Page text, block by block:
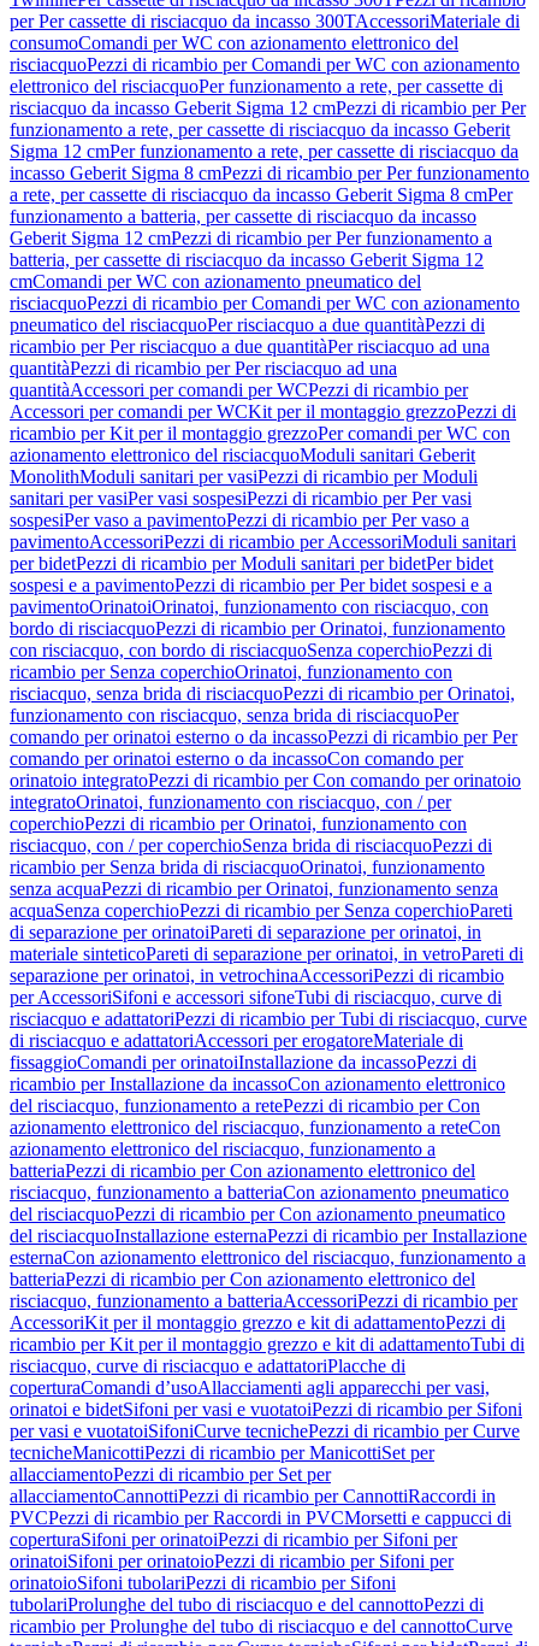
per Per cassette di risciacquo da incasso 300TAccessoriMateriale di
consumoComandi per WC con azionamento elettronico del
risciacquoPezzi di ricambio per Comandi per WC con azionamento
elettronico del risciacquoPer funzionamento a rete, per cassette di
risciacquo da incasso Geberit Sigma 12 cmPezzi di ricambio per Per
funzionamento a rete, per cassette di risciacquo da incasso Geberit
Sigma 12 cmPer funzionamento a rete, per cassette di risciacquo da
incasso Geberit Sigma 8 cmPezzi di ricambio per Per funzionamento
a rete, per cassette di risciacquo da incasso Geberit Sigma 8 cmPer
funzionamento a batteria, per cassette di risciacquo da incasso
Geberit Sigma 12 cmPezzi di ricambio per Per funzionamento a
batteria, per cassette di risciacquo da incasso Geberit Sigma 12
cmComandi per WC con azionamento pneumatico del
risciacquoPezzi di ricambio per Comandi per WC con azionamento
pneumatico del risciacquoPer risciacquo a due quantitàPezzi di
ricambio per Per risciacquo a due quantitàPer risciacquo ad una
quantitàPezzi di ricambio per Per risciacquo ad una
quantitàAccessori per comandi per WCPezzi di ricambio per
Accessori per comandi per WCKit per il montaggio grezzoPezzi di
ricambio per Kit per il montaggio grezzoPer comandi per WC con
azionamento elettronico del risciacquoModuli sanitari Geberit
MonolithModuli sanitari per vasiPezzi di ricambio per Moduli
sanitari per vasiPer vasi sospesiPezzi di ricambio per Per vasi
sospesiPer vaso a pavimentoPezzi di ricambio per Per vaso a
pavimentoAccessoriPezzi di ricambio per AccessoriModuli sanitari
per bidetPezzi di ricambio per Moduli sanitari per bidetPer bidet
sospesi e a pavimentoPezzi di ricambio per Per bidet sospesi e a
pavimentoOrinatoiOrinatoi, funzionamento con risciacquo, con
bordo di risciacquoPezzi di ricambio per Orinatoi, funzionamento
con risciacquo, con bordo di risciacquoSenza coperchioPezzi di
ricambio per Senza coperchioOrinatoi, funzionamento con
risciacquo, senza brida di risciacquoPezzi di ricambio per Orinatoi,
funzionamento con risciacquo, senza brida di risciacquoPer
comando per orinatoi esterno o da incassoPezzi di ricambio per Per
comando per orinatoi esterno o da incassoCon comando per
orinatoio integratoPezzi di ricambio per Con comando per orinatoio
integratoOrinatoi, funzionamento con risciacquo, con / per
coperchioPezzi di ricambio per Orinatoi, funzionamento con
risciacquo, con / per coperchioSenza brida di risciacquoPezzi di
ricambio per Senza brida di risciacquoOrinatoi, funzionamento
senza acquaPezzi di ricambio per Orinatoi, funzionamento senza
acquaSenza coperchioPezzi di ricambio per Senza coperchioPareti
di separazione per orinatoiPareti di separazione per orinatoi, in
materiale sinteticoPareti di separazione per orinatoi, in vetroPareti di
separazione per orinatoi, in vetrochinaAccessoriPezzi di ricambio
per AccessoriSifoni e accessori sifoneTubi di risciacquo, curve di
risciacquo e adattatoriPezzi di ricambio per Tubi di risciacquo, curve
di risciacquo e adattatoriAccessori per erogatoreMateriale di
fissaggioComandi per orinatoiInstallazione da incassoPezzi di
ricambio per Installazione da incassoCon azionamento elettronico
del risciacquo, funzionamento a retePezzi di ricambio per Con
azionamento elettronico del risciacquo, funzionamento a reteCon
azionamento elettronico del risciacquo, funzionamento a
batteriaPezzi di ricambio per Con azionamento elettronico del
risciacquo, funzionamento a batteriaCon azionamento pneumatico
del risciacquoPezzi di ricambio per Con azionamento pneumatico
del risciacquoInstallazione esternaPezzi di ricambio per Installazione
esternaCon azionamento elettronico del risciacquo, funzionamento a
batteriaPezzi di ricambio per Con azionamento elettronico del
risciacquo, funzionamento a batteriaAccessoriPezzi di ricambio per
AccessoriKit per il montaggio grezzo e kit di adattamentoPezzi di
ricambio per Kit per il montaggio grezzo e kit di adattamentoTubi di
risciacquo, curve di risciacquo e adattatoriPlacche di
coperturaComandi d’usoAllacciamenti agli apparecchi per vasi,
orinatoi e bidetSifoni per vasi e vuotatoiPezzi di ricambio per Sifoni
per vasi e vuotatoiSifoniCurve tecnichePezzi di ricambio per Curve
tecnicheManicottiPezzi di ricambio per ManicottiSet per
allacciamentoPezzi di ricambio per Set per
allacciamentoCannottiPezzi di ricambio per CannottiRaccordi in
PVCPezzi di ricambio per Raccordi in PVCMorsetti e cappucci di
coperturaSifoni per orinatoiPezzi di ricambio per Sifoni per
orinatoiSifoni per orinatoioPezzi di ricambio per Sifoni per
orinatoioSifoni tubolariPezzi di ricambio per Sifoni
tubolariProlunghe del tubo di risciacquo e del cannottoPezzi di
ricambio per Prolunghe del tubo di risciacquo e del cannottoCurve